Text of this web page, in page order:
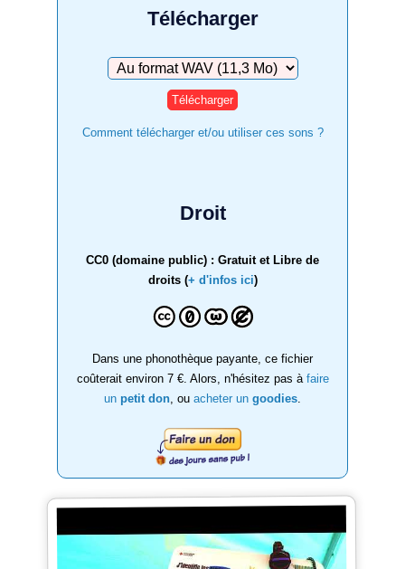
Télécharger
Télécharger
Comment télécharger et/ou utiliser ces sons ?
Droit
CC0 (domaine public) : Gratuit et Libre de
droits (+ d'infos ici)
Dans une phonothèque payante, ce fichier
coûterait environ 7 €. Alors, n'hésitez pas à faire
un petit don , ou acheter un goodies